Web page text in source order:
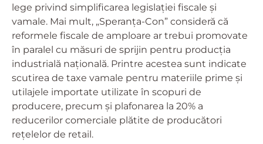
lege privind simplificarea legislației fiscale și
vamale. Mai mult, „Speranța-Con” consideră că
reformele fiscale de amploare ar trebui promovate
în paralel cu măsuri de sprijin pentru producția
industrială națională. Printre acestea sunt indicate
scutirea de taxe vamale pentru materiile prime și
utilajele importate utilizate în scopuri de
producere, precum și plafonarea la 20% a
reducerilor comerciale plătite de producători
rețelelor de retail.